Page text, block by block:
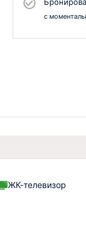
с
ЖК-телевизор